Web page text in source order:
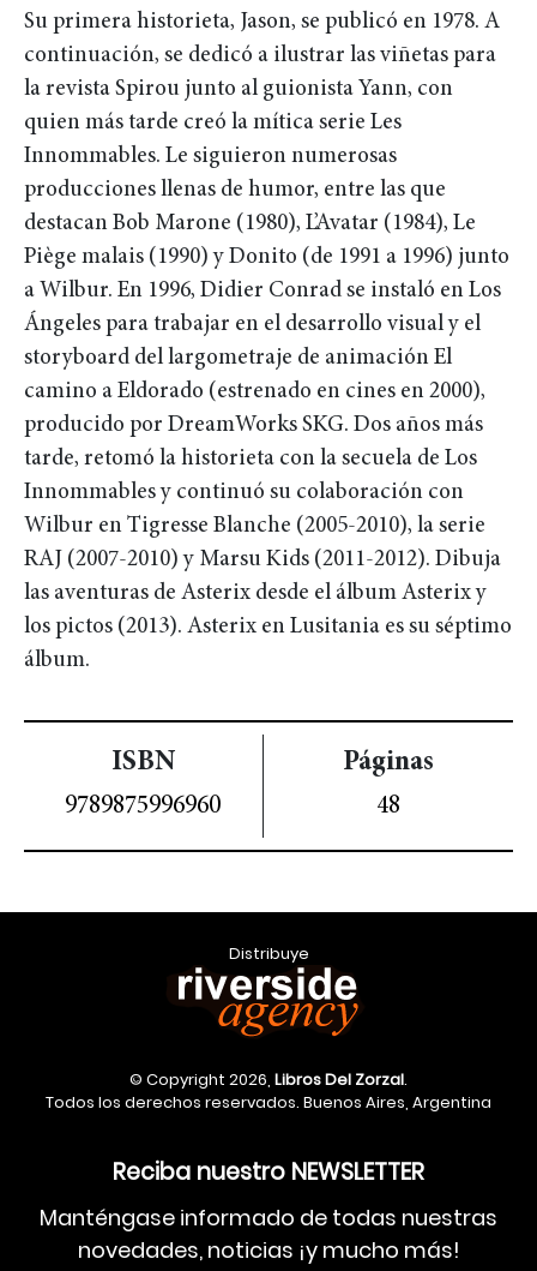
Su primera historieta, Jason, se publicó en 1978. A
continuación, se dedicó a ilustrar las viñetas para
la revista Spirou junto al guionista Yann, con
quien más tarde creó la mítica serie Les
Innommables. Le siguieron numerosas
producciones llenas de humor, entre las que
destacan Bob Marone (1980), L’Avatar (1984), Le
Piège malais (1990) y Donito (de 1991 a 1996) junto
a Wilbur. En 1996, Didier Conrad se instaló en Los
Ángeles para trabajar en el desarrollo visual y el
storyboard del largometraje de animación El
camino a Eldorado (estrenado en cines en 2000),
producido por DreamWorks SKG. Dos años más
tarde, retomó la historieta con la secuela de Los
Innommables y continuó su colaboración con
Wilbur en Tigresse Blanche (2005-2010), la serie
RAJ (2007-2010) y Marsu Kids (2011-2012). Dibuja
las aventuras de Asterix desde el álbum Asterix y
los pictos (2013). Asterix en Lusitania es su séptimo
álbum.
ISBN
9789875996960
Páginas
48
Distribuye
© Copyright 2026, Libros Del Zorzal.
Todos los derechos reservados. Buenos Aires, Argentina
Reciba nuestro NEWSLETTER
Manténgase informado de todas nuestras
novedades, noticias ¡y mucho más!